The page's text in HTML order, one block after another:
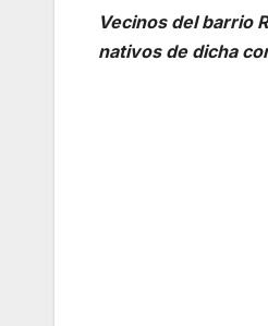
Vecinos del barrio
nativos de dicha